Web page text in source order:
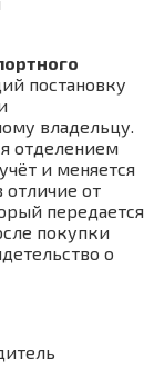
постановку
владельцу.
отделением
и меняется
отличие от
передается
покупки
о